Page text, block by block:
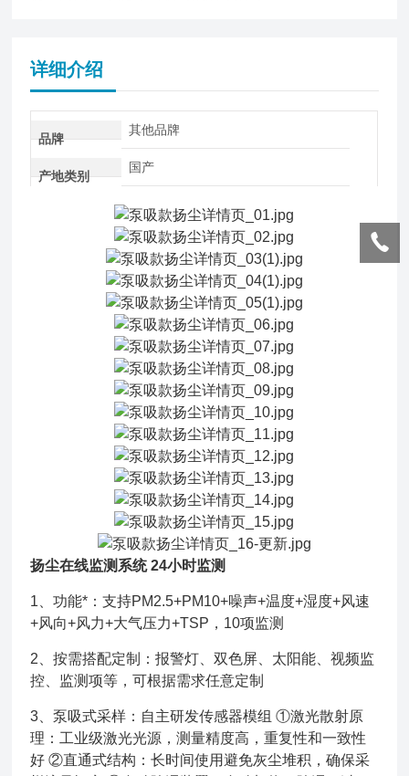
详细介绍
品牌
其他品牌
产地类别
国产
扬尘在线监测系统 24小时监测
1、功能*：支持PM2.5+PM10+噪声+温度+湿度+风速
+风向+风力+大气压力+TSP，10项监测
2、按需搭配定制：报警灯、双色屏、太阳能、视频监
控、监测项等，可根据需求任意定制
3、泵吸式采样：自主研发传感器模组 ①激光散射原
理：工业级激光光源，测量精度高，重复性和一致性
好 ②直通式结构：长时间使用避免灰尘堆积，确保采